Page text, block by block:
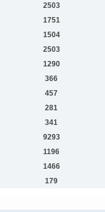
2503
1751
1504
2503
1290
366
457
281
341
9293
1196
1466
179